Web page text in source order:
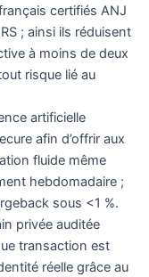
certifiés ANJ
; ainsi ils réduisent
à moins de deux
risque lié au
artificielle
afin d’offrir aux
fluide même
hebdomadaire ;
sous <1 %.
privée auditée
transaction est
réelle grâce au